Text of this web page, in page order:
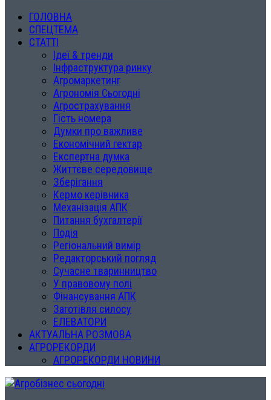
ГОЛОВНА
СПЕЦТЕМА
СТАТТІ
Ідеї & тренди
Інфраструктура ринку
Агромаркетинг
Агрономія Сьогодні
Агрострахування
Гість номера
Думки про важливе
Економічний гектар
Експертна думка
Життєве середовище
Зберігання
Кермо керівника
Механізація АПК
Питання бухгалтерії
Подія
Регіональний вимір
Редакторський погляд
Сучасне тваринництво
У правовому полі
Фінансування АПК
Заготівля силосу
ЕЛЕВАТОРИ
АКТУАЛЬНА РОЗМОВА
АГРОРЕКОРДИ
АГРОРЕКОРДИ НОВИНИ